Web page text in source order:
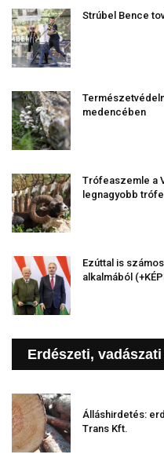
Strúbel Bence
medencében
Trófeaszemle a
legnagyobb
Ezúttal is
alkalmából
Erdészeti,
Álláshirdetés:
Trans Kft.